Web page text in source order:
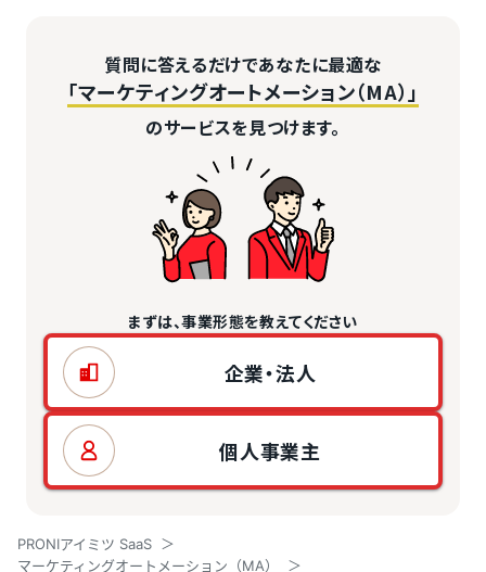
質問に答えるだけであなたに最適な
「マーケティングオートメーション（MA）」
のサービスを見つけます。
まずは、事業形態を教えてください
企業・法人
個人事業主
PRONIアイミツ SaaS
マーケティングオートメーション（MA）